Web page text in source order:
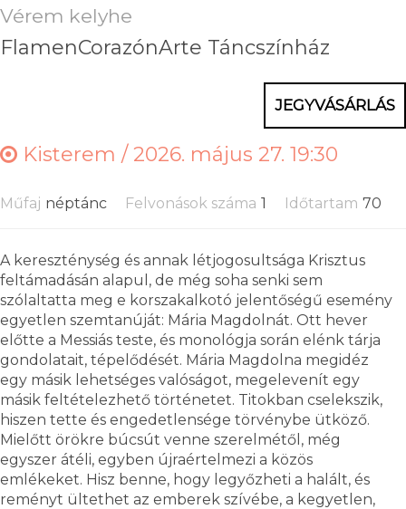
Vérem kelyhe
FlamenCorazónArte Táncszínház
JEGYVÁSÁRLÁS
Kisterem /2026. május 27. 19:30
Műfaj néptánc Felvonások száma 1 Időtartam 70
A kereszténység és annak létjogosultsága Krisztus
feltámadásán alapul, de még soha senki sem
szólaltatta meg e korszakalkotó jelentőségű esemény
egyetlen szemtanúját: Mária Magdolnát. Ott hever
előtte a Messiás teste, és monológja során elénk tárja
gondolatait, tépelődését. Mária Magdolna megidéz
egy másik lehetséges valóságot, megelevenít egy
másik feltételezhető történetet. Titokban cselekszik,
hiszen tette és engedetlensége törvénybe ütköző.
Mielőtt örökre búcsút venne szerelmétől, még
egyszer átéli, egyben újraértelmezi a közös
emlékeket. Hisz benne, hogy legyőzheti a halált, és
reményt ültethet az emberek szívébe, a kegyetlen,